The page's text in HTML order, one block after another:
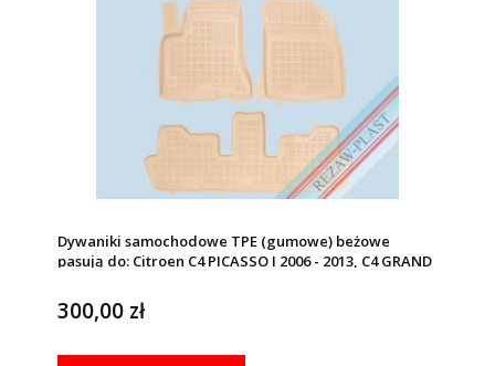
Dywaniki samochodowe TPE (gumowe) beżowe
pasują do: Citroen C4 PICASSO I 2006 - 2013, C4 GRAND
300,00 zł